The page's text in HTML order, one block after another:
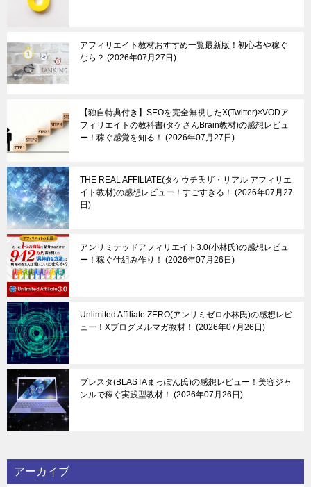
アフィリエイト教材おすすめ一覧最新版！初心者や稼ぐ
なら？
2026年07月27日
【独自特典付き】SEOを完全無視したX(Twitter)×VODア
フィリエイトの教科書(タケさんBrain教材)の感想レビュ
ー！稼ぐ感覚を知る！
2026年07月27日
THE REAL AFFILIATE(タケウチ氏ザ・リアル アフィリエ
イト教材)の感想レビュー！すごすぎる！
2026年07月27
日
アンリミテッドアフィリエイト3.0(小林氏)の感想レビュ
ー！稼ぐ仕組み作り！
2026年07月26日
Unlimited Affiliate ZERO(アンリミゼロ小林氏)の感想レビ
ュー！Xブログメルマガ教材！
2026年07月26日
ブレスタ(BLASTAまっぽん氏)の感想レビュー！美容ジャ
ンルで稼ぐ実践型教材！
2026年07月26日
アーカイブ